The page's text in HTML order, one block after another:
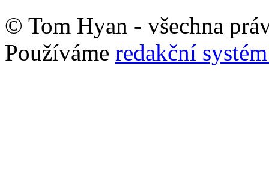
© Tom Hyan - všechna
Používáme redakční